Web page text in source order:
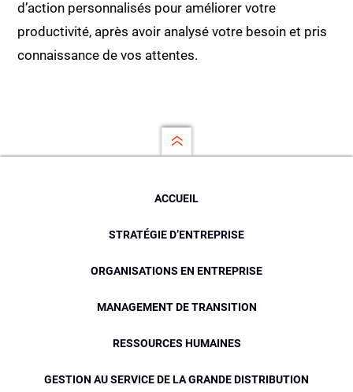
d’action personnalisés pour améliorer votre
productivité, après avoir analysé votre besoin et pris
connaissance de vos attentes.
ACCUEIL
STRATÉGIE D’ENTREPRISE
ORGANISATIONS EN ENTREPRISE
MANAGEMENT DE TRANSITION
RESSOURCES HUMAINES
GESTION AU SERVICE DE LA GRANDE DISTRIBUTION